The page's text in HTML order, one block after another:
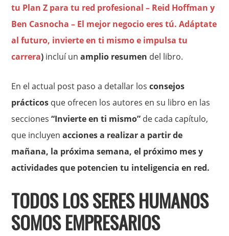
tu Plan Z para tu red profesional – Reid Hoffman y
Ben Casnocha – El mejor negocio eres tú. Adáptate
al futuro, invierte en ti mismo e impulsa tu
carrera) incluí un amplio resumen del libro.
En el actual post paso a detallar los consejos
prácticos que ofrecen los autores en su libro en las
secciones “Invierte en ti mismo” de cada capítulo,
que incluyenacciones a realizar a partir de
mañana, la próxima semana, el próximo mes y
actividades que potencien tu inteligencia en red.
TODOS LOS SERES HUMANOS
SOMOS EMPRESARIOS